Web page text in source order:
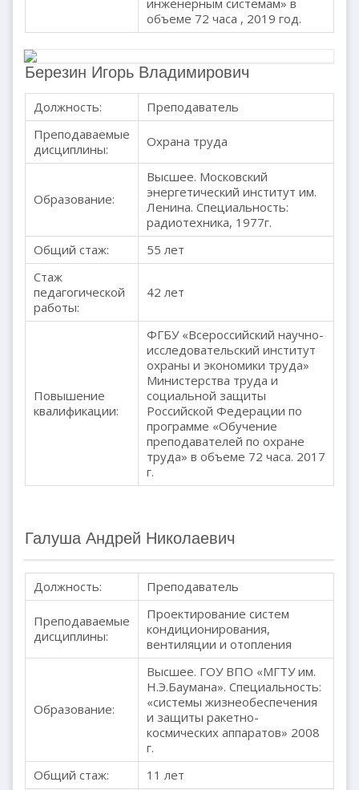
объеме 72 часа , 2019 год.
Березин Игорь Владимирович
Должность:
Преподаватель
Преподаваемые
дисциплины:
Охрана труда
Образование:
Высшее. Московский
энергетический институт им.
Ленина. Специальность:
радиотехника, 1977г.
Общий стаж:
55 лет
Стаж
педагогической
работы:
42 лет
Повышение
квалификации:
ФГБУ «Всероссийский научно-
исследовательский институт
охраны и экономики труда»
Министерства труда и
социальной защиты
Российской Федерации по
программе «Обучение
преподавателей по охране
труда» в объеме 72 часа. 2017
г.
Галуша Андрей Николаевич
Должность: Преподаватель
Преподаваемые
дисциплины:
Проектирование систем
кондиционирования,
вентиляции и отопления
Образование:
Высшее. ГОУ ВПО «МГТУ им.
Н.Э.Баумана». Специальность:
«системы жизнеобеспечения
и защиты ракетно-
космических аппаратов» 2008
г.
Общий стаж:
11 лет